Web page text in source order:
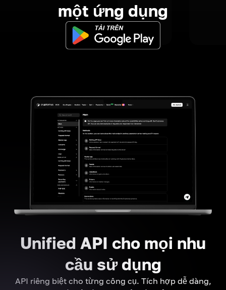
một ứng dụng
Unified API cho mọi nhu
cầu sử dụng
API riêng biệt cho từng công cụ. Tích hợp dễ dàng,